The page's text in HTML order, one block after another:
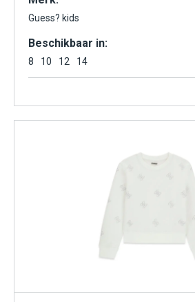
Guess? kids
Beschikbaar in:
8 10 12 14